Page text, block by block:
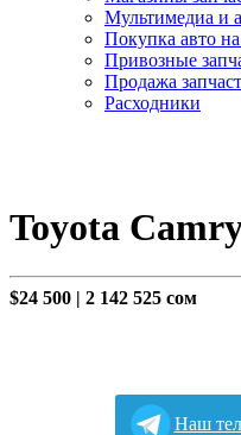
Мультимедиа и
Покупка авто на
Привозные
Продажа
Расходники
Toyota
$24 500 | 2 142 525 сом
Наш